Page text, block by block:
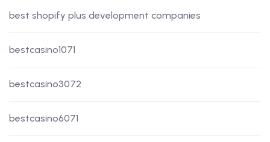
best shopify plus development companies
bestcasino1071
bestcasino3072
bestcasino6071